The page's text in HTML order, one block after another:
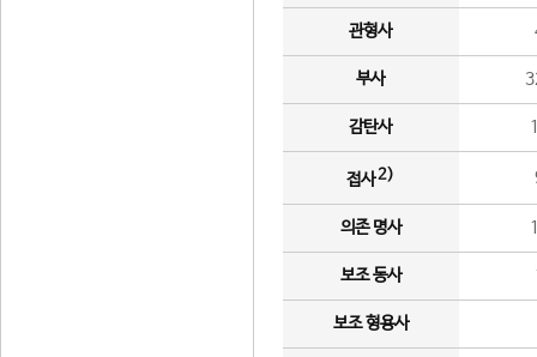
관형사
부사
감탄사
접사2)
의존 명사
보조 동사
보조 형용사